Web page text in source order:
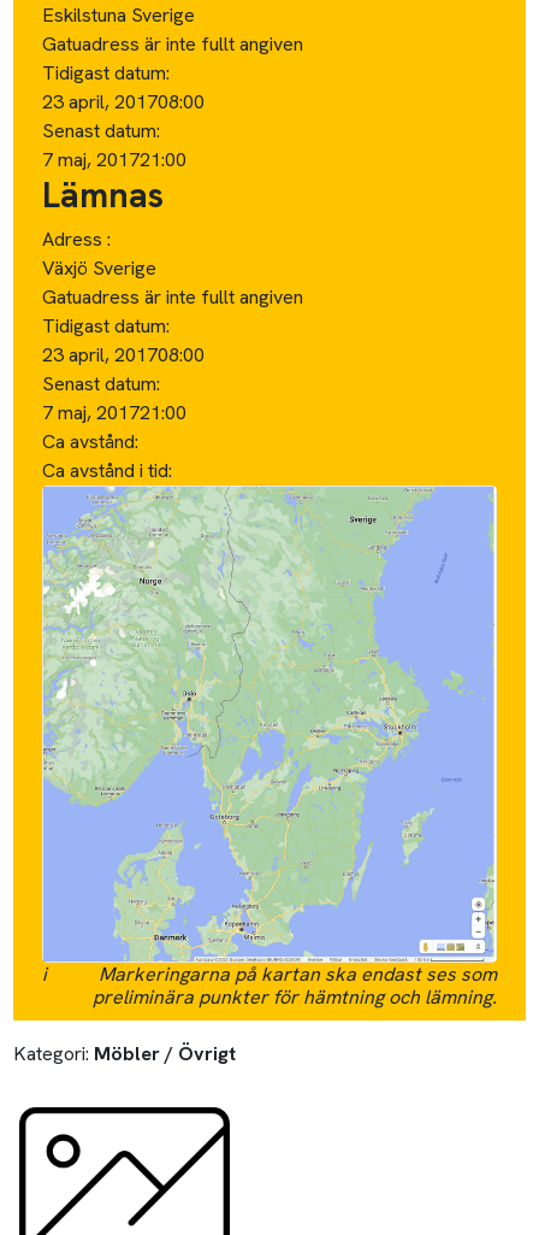
Eskilstuna Sverige
Gatuadress är inte fullt angiven
Tidigast datum:
23 april, 201708:00
Senast datum:
7 maj, 201721:00
Lämnas
Adress :
Växjö Sverige
Gatuadress är inte fullt angiven
Tidigast datum:
23 april, 201708:00
Senast datum:
7 maj, 201721:00
Ca avstånd:
Ca avstånd i tid:
i
Markeringarna på kartan ska endast ses som
preliminära punkter för hämtning och lämning.
Kategori: Möbler / Övrigt